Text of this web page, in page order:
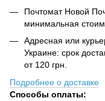
Почтомат Новой
минимальная
Адресная или
Украине: срок
от 120 грн.
Подробнее о доставке
Способы оплаты: